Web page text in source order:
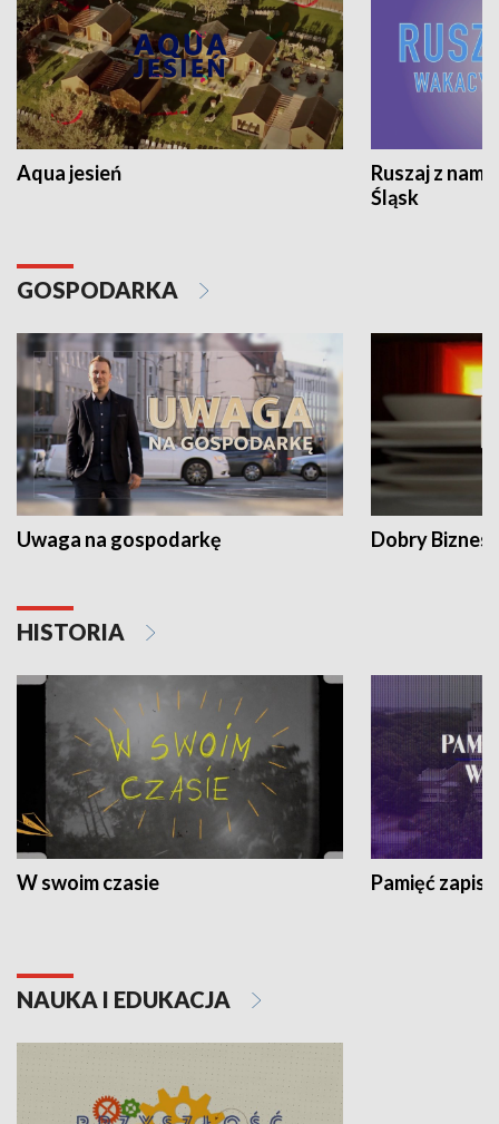
Aqua jesień
Ruszaj z
Śląsk
GOSPODARKA
Uwaga na gospodarkę Dobry Biznes
HISTORIA
W swoim czasie Pamięć
NAUKA I EDUKACJA